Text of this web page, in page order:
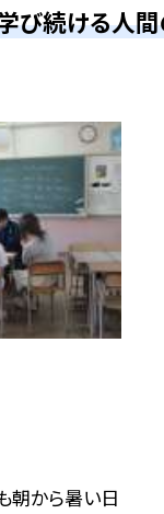
学び続ける
も朝から暑い日